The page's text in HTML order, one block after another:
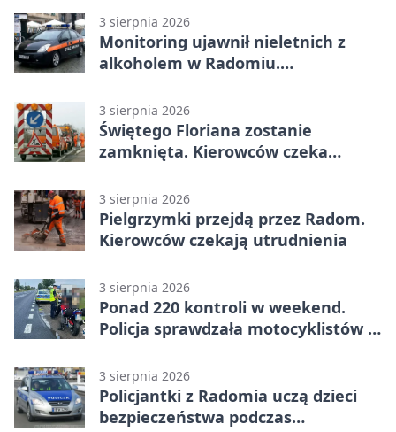
3 sierpnia 2026
Monitoring ujawnił nieletnich z
alkoholem w Radomiu.
3 sierpnia 2026
Świętego Floriana zostanie
zamknięta. Kierowców czeka
3 sierpnia 2026
Pielgrzymki przejdą przez Radom.
Kierowców czekają utrudnienia
3 sierpnia 2026
Ponad 220 kontroli w weekend.
Policja sprawdzała motocyklistów w
3 sierpnia 2026
Policjantki z Radomia uczą dzieci
bezpieczeństwa podczas